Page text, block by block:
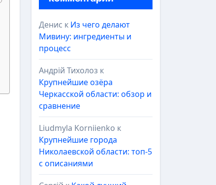
Денис к Из чего делают
Мивину: ингредиенты и
процесс
Андрій Тихолоз к
Крупнейшие озёра
Черкасской области: обзор и
сравнение
Liudmyla Korniienko к
Крупнейшие города
Николаевской области: топ-5
с описаниями